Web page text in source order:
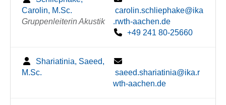
Carolin, M.Sc.
Gruppenleiterin Akustik
carolin.schliephake@ika
.rwth-aachen.de
+49 241 80-25660
Shariatinia, Saeed,
M.Sc.
saeed.shariatinia@ika.r
wth-aachen.de